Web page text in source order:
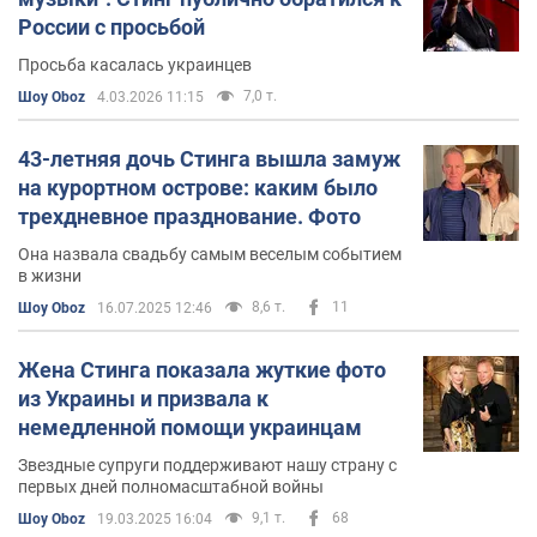
потерей родителей, и «Ten Summoner»s Tales» (1993)
представили Стинга как зрелого композитора.
В 1987 году после турне с «Blue Turtles Стинг»
было навеяно строчкой из сонета Шекспира). На
альбоме засветились такие звезды, как Эрик Клэптон
и Марк Нопфлер. Диск вышел осенью 1987 года и
сразу же оказался на верхних строчках хит-парадов по
всему миру. Особенную популярность получила песня
«They Dance Alone (Gueca Solo)», написанная Стингом в
память о жертвах репрессий в Чили. В 1988 году
музыкант начинает поддерживать деятельность
организации «Amnesty International», а также заботится
о судьбе бразильских лесов и проживающих там
индейцев.
В 1991 году Стинг выпускает автобиографический
альбом «The Soul Cages», сингл с которого «All This
России с просьбой
Просьба касалась украинцев
Шоу Oboz 4.03.2026 11:15 7,0 т.
43-летняя дочь Стинга вышла замуж
на курортном острове: каким было
трехдневное празднование. Фото
Она назвала свадьбу самым веселым событием
в жизни
Шоу Oboz 16.07.2025 12:46 8,6 т. 11
Жена Стинга показала жуткие фото
из Украины и призвала к
немедленной помощи украинцам
Звездные супруги поддерживают нашу страну с
первых дней полномасштабной войны
Шоу Oboz 19.03.2025 16:04 9,1 т. 68